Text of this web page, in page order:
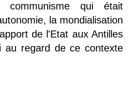
communisme qui était
la mondialisation
de l'Etat aux Antilles
au regard de ce contexte